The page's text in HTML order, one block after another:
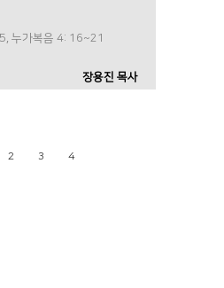
누가복음 4: 16~21
장용진 목사
2 3 4